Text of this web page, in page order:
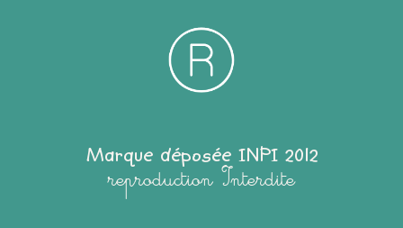
Marque déposée INPI 2012
reproduction Interdite